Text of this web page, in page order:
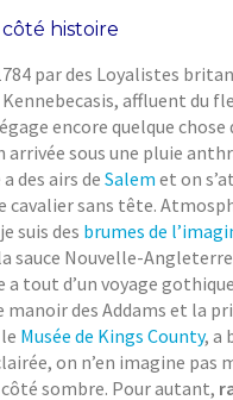
histoire
par des Loyalistes
affluent du
encore quelque
arrivée sous une pluie
des airs deSalem et on
cavalier sans tête.
suis des brumes de
sauce Nouvelle-
a tout d’un voyage
manoir des Addams et la
Musée de Kings County, a
on n’en imagine pas
côté sombre. Pour autant,